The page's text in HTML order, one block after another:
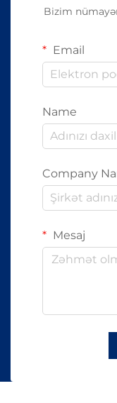
Bizim
Email
Name
Company
Mesaj